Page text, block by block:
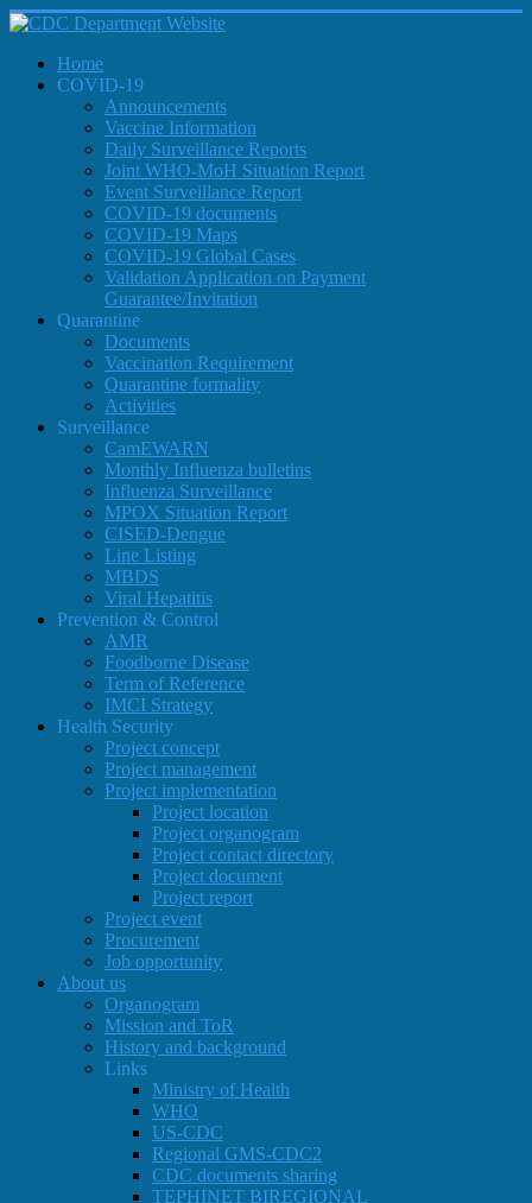
Home
COVID-19
Announcements
Vaccine Information
Daily Surveillance Reports
Joint WHO-MoH Situation Report
Event Surveillance Report
COVID-19 documents
COVID-19 Maps
COVID-19 Global Cases
Validation Application on Payment
Guarantee/Invitation
Quarantine
Documents
Vaccination Requirement
Quarantine formality
Activities
Surveillance
CamEWARN
Monthly Influenza bulletins
Influenza Surveillance
MPOX Situation Report
CISED-Dengue
Line Listing
MBDS
Viral Hepatitis
Prevention & Control
AMR
Foodborne Disease
Term of Reference
IMCI Strategy
Health Security
Project concept
Project management
Project implementation
Project location
Project organogram
Project contact directory
Project document
Project report
Project event
Procurement
Job opportunity
About us
Organogram
Mission and ToR
History and background
Links
Ministry of Health
WHO
US-CDC
Regional GMS-CDC2
CDC documents sharing
TEPHINET BIREGIONAL